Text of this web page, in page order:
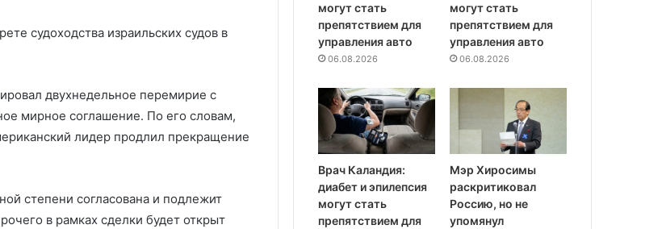
судоходства израильских судов в
двухнедельное перемирие с
мирное соглашение. По его словам,
лидер продлил прекращение
степени согласована и подлежит
в рамках сделки будет открыт
могут стать
препятствием для
управления авто
06.08.2026
могут стать
препятствием для
управления авто
06.08.2026
Врач Каландия:
диабет и эпилепсия
могут стать
препятствием для
Мэр Хиросимы
раскритиковал
Россию, но не
упомянул